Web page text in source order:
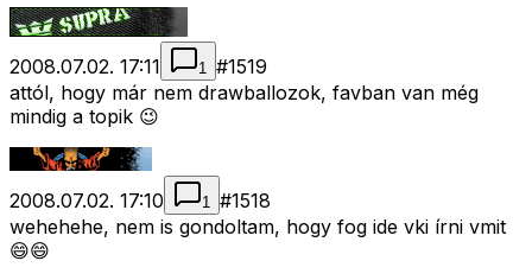
2008.07.02. 17:11 1 #1519
attól, hogy már nem drawballozok, favban van még
mindig a topik 😉
2008.07.02. 17:10 1 #1518
wehehehe, nem is gondoltam, hogy fog ide vki írni vmit
😄😄